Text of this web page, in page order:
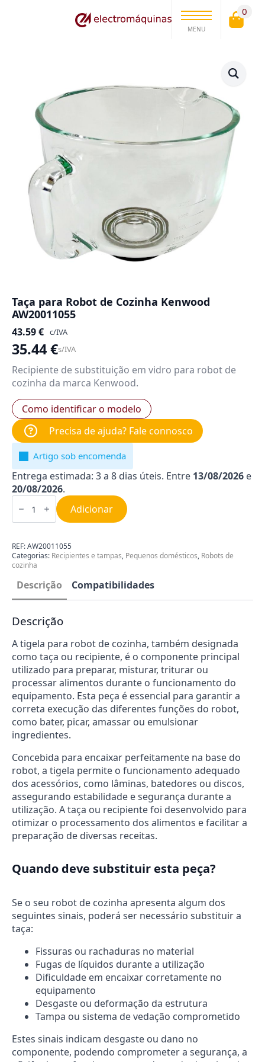
MENU
0
Taça para Robot de Cozinha Kenwood
AW20011055
43.59€ c/IVA
35.44€s/IVA
Recipiente de substituição em vidro para robot de
cozinha da marca Kenwood.
Como identificar o modelo
Precisa de ajuda? Fale connosco
Artigo sob encomenda
Entrega estimada: 3 a 8 dias úteis. Entre 13/08/2026 e
20/08/2026.
Quantidade
de
para
de
Cozinha
Kenwood
AW20011055
Adicionar
REF:AW20011055
Categorias: Recipientes e tampas, Pequenos domésticos, Robots de
cozinha
Descrição Compatibilidades
Descrição
A tigela para robot de cozinha, também designada
como taça ou recipiente, é o componente principal
utilizado para preparar, misturar, triturar ou
processar alimentos durante o funcionamento do
equipamento. Esta peça é essencial para garantir a
correta execução das diferentes funções do robot,
como bater, picar, amassar ou emulsionar
ingredientes.
Concebida para encaixar perfeitamente na base do
robot, a tigela permite o funcionamento adequado
dos acessórios, como lâminas, batedores ou discos,
assegurando estabilidade e segurança durante a
utilização. A taça ou recipiente foi desenvolvido para
otimizar o processamento dos alimentos e facilitar a
preparação de diversas receitas.
Quando deve substituir esta peça?
Se o seu robot de cozinha apresenta algum dos
seguintes sinais, poderá ser necessário substituir a
taça:
Fissuras ou rachaduras no material
Fugas de líquidos durante a utilização
Dificuldade em encaixar corretamente no
equipamento
Desgaste ou deformação da estrutura
Tampa ou sistema de vedação comprometido
Estes sinais indicam desgaste ou dano no
componente, podendo comprometer a segurança, a